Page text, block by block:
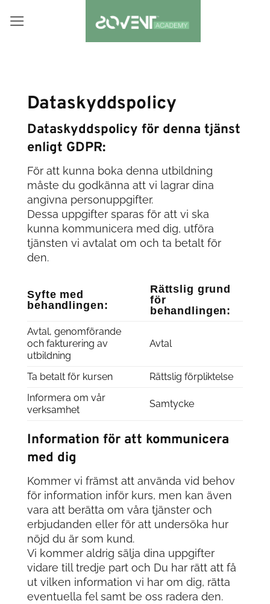
Dataskyddspolicy
Dataskyddspolicy för denna tjänst
enligt GDPR:
För att kunna boka denna utbildning
måste du godkänna att vi lagrar dina
angivna personuppgifter.
Dessa uppgifter sparas för att vi ska
kunna kommunicera med dig, utföra
tjänsten vi avtalat om och ta betalt för
den.
Syfte med
behandlingen:
Rättslig grund
för
behandlingen:
Avtal, genomförande
och fakturering av
utbildning
Avtal
Ta betalt för kursen
Rättslig förpliktelse
Informera om vår
verksamhet
Samtycke
Information för att kommunicera
med dig
Kommer vi främst att använda vid behov
för information inför kurs, men kan även
vara att berätta om våra tjänster och
erbjudanden eller för att undersöka hur
nöjd du är som kund.
Vi kommer aldrig sälja dina uppgifter
vidare till tredje part och Du har rätt att få
ut vilken information vi har om dig, rätta
eventuella fel samt be oss radera den.